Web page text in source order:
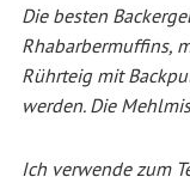
Die besten
Rhabarbermuffins,
Rührteig mit
werden. Die
Ich verwende zum